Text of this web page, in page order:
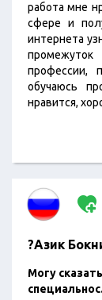
работа мне
сфере и
интернета
профессии,
обучаюсь
нравится,
?Азик
Могу